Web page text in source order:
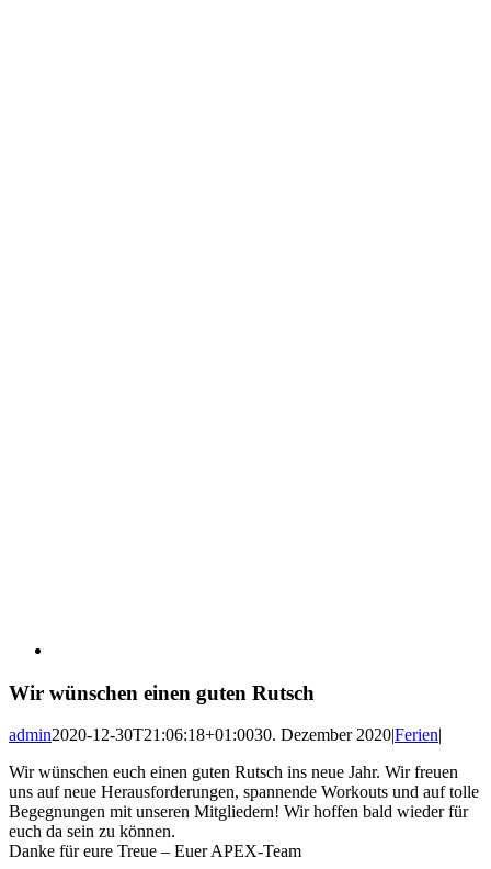
Wir wünschen einen guten Rutsch
admin2020-12-30T21:06:18+01:0030. Dezember 2020|Ferien|
Wir wünschen euch einen guten Rutsch ins neue Jahr. Wir freuen
uns auf neue Herausforderungen, spannende Workouts und auf tolle
Begegnungen mit unseren Mitgliedern! Wir hoffen bald wieder für
euch da sein zu können.
Danke für eure Treue – Euer APEX-Team